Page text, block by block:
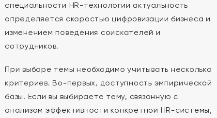
специальности HR-технологии актуальность
определяется скоростью цифровизации бизнеса и
изменением поведения соискателей и
сотрудников.
При выборе темы необходимо учитывать несколько
критериев. Во-первых, доступность эмпирической
базы. Если вы выбираете тему, связанную с
анализом эффективности конкретной HR-системы,